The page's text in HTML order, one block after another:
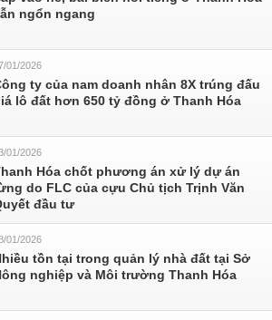
ngổn ngang
01/2026
ty của nam doanh nhân 8X trúng đấu
lô đất hơn 650 tỷ đồng ở Thanh Hóa
01/2026
Hóa chốt phương án xử lý dự án
do FLC của cựu Chủ tịch Trịnh Văn
đầu tư
01/2026
tồn tại trong quản lý nhà đất tại Sở
nghiệp và Môi trường Thanh Hóa